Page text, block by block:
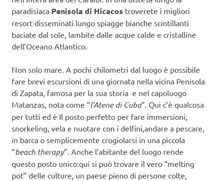
paradisiaca Penisola di Hicacos troverete i migliori
resort disseminati lungo spiagge bianche scintillanti
baciate dal sole, lambite dalle acque calde e cristalline
dell’Oceano Atlantico.
Non solo mare. A pochi chilometri dal luogo è possibile
fare brevi escursioni di una giornata nella vicina Penisola
di Zapata, famosa per la sua storia e nel capoluogo
Matanzas, nota come “l’Atene di Cuba”. Qui c’è qualcosa
per tutti ed è Il posto perfetto per fare immersioni,
snorkeling, vela e nuotare con i delfini,andare a pescare,
in barca o semplicemente crogiolarsi in una piccola
“beach therapy”. Anche l’abitante del luogo rende
questo posto unico:qui si può trovare il vero “melting
pot” delle culture, un paese pieno di persone colte,